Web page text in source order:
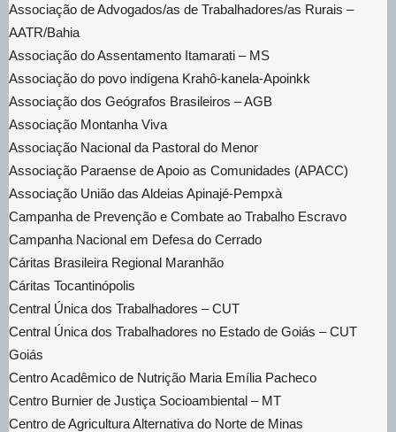
Associação de Advogados/as de Trabalhadores/as Rurais –
AATR/Bahia
Associação do Assentamento Itamarati – MS
Associação do povo indígena Krahô-kanela-Apoinkk
Associação dos Geógrafos Brasileiros – AGB
Associação Montanha Viva
Associação Nacional da Pastoral do Menor
Associação Paraense de Apoio as Comunidades (APACC)
Associação União das Aldeias Apinajé-Pempxà
Campanha de Prevenção e Combate ao Trabalho Escravo
Campanha Nacional em Defesa do Cerrado
Cáritas Brasileira Regional Maranhão
Cáritas Tocantinópolis
Central Única dos Trabalhadores – CUT
Central Única dos Trabalhadores no Estado de Goiás – CUT
Goiás
Centro Acadêmico de Nutrição Maria Emília Pacheco
Centro Burnier de Justiça Socioambiental – MT
Centro de Agricultura Alternativa do Norte de Minas